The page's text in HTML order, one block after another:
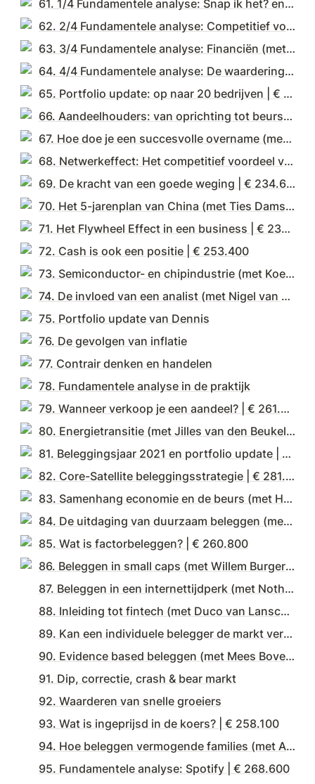
61. 1/4 Fundamentele analyse: Snap ik het? en het verdienmodel (met Dennis Emmelkamp) | € 230.600
62. 2/4 Fundamentele analyse: Competitief voordeel en management (met Dennis Emmelkamp) | € 235.400
63. 3/4 Fundamentele analyse: Financiën (met Dennis Emmelkamp) | € 237.300
64. 4/4 Fundamentele analyse: De waardering en portefeuillebeheer (met Dennis Emmelkamp) | € 243.100
65. Portfolio update: op naar 20 bedrijven | € 245.900
66. Aandeelhouders: van oprichting tot beursgang (met Jeroen Bertrams) | € 247.800
67. Hoe doe je een succesvolle overname (met Jitse Groen) | € 243.200
68. Netwerkeffect: Het competitief voordeel van de digitale wereld | € 238.800
69. De kracht van een goede weging | € 234.600
70. Het 5-jarenplan van China (met Ties Dams) | € 232.300
71. Het Flywheel Effect in een business | € 236.500
72. Cash is ook een positie | € 253.400
73. Semiconductor- en chipindustrie (met Koen van Dooren) | € 255.200
74. De invloed van een analist (met Nigel van Putten) | € 254.700
75. Portfolio update van Dennis
76. De gevolgen van inflatie
77. Contrair denken en handelen
78. Fundamentele analyse in de praktijk
79. Wanneer verkoop je een aandeel? | € 261.300
80. Energietransitie (met Jilles van den Beukel) | € 266.200
81. Beleggingsjaar 2021 en portfolio update | € 271.100
82. Core-Satellite beleggingsstrategie | € 281.600
83. Samenhang economie en de beurs (met Heleen Mees) | € 276.400
84. De uitdaging van duurzaam beleggen (met Anne-Marie Rakhorst) | € 267.000
85. Wat is factorbeleggen? | € 260.800
86. Beleggen in small caps (met Willem Burgers) | € 240.500
87. Beleggen in een internettijdperk (met Nothing But Net) | € 255.300
88. Inleiding tot fintech (met Duco van Lanschot) | € 248.800
89. Kan een individuele belegger de markt verslaan? | € 246.200
90. Evidence based beleggen (met Mees Bovelander) | € 235.700
91. Dip, correctie, crash & bear markt
92. Waarderen van snelle groeiers
93. Wat is ingeprijsd in de koers? | € 258.100
94. Hoe beleggen vermogende families (met Alex Otto) | € 264.200
95. Fundamentele analyse: Spotify | € 268.600